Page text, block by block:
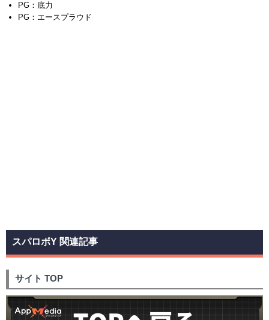
PG：底力
PG：エースプラウド
スパロボY 関連記事
サイト TOP